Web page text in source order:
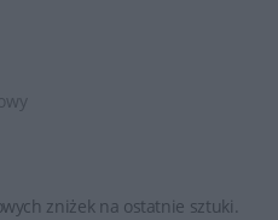
zniżek na ostatnie sztuki.